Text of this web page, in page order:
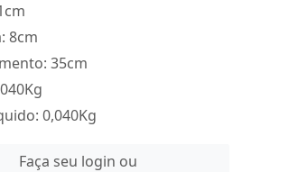
8cm
35cm
0,040Kg
Faça seu login ou